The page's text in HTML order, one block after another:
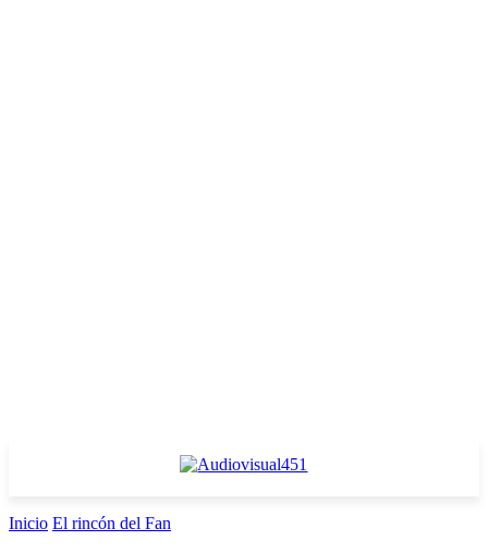
Inicio El rincón del Fan